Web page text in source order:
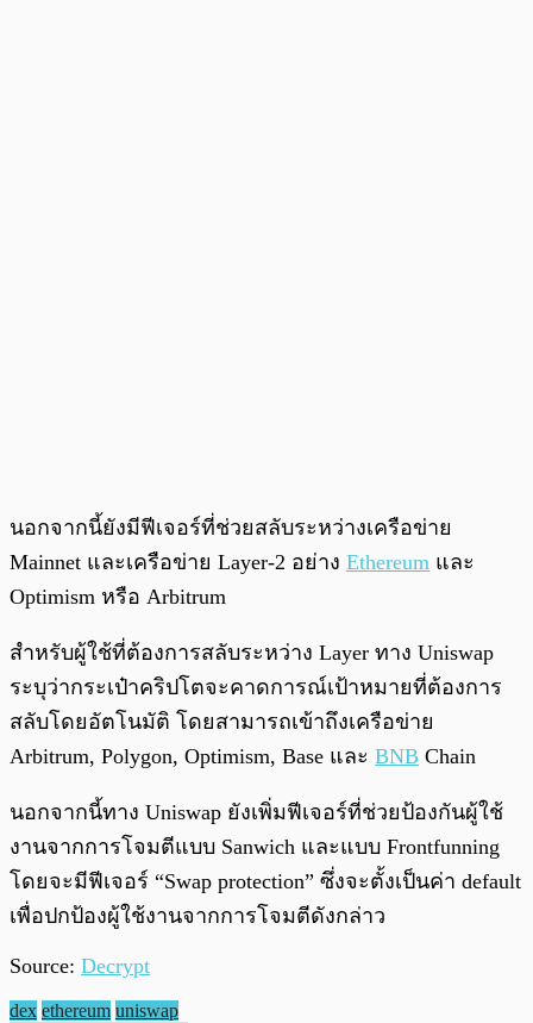
นอกจากนี้ยังมีฟีเจอร์ที่ช่วยสลับระหว่างเครือข่าย
Mainnet และเครือข่าย Layer-2 อย่าง Ethereum และ
Optimism หรือ Arbitrum
สำหรับผู้ใช้ที่ต้องการสลับระหว่าง Layer ทาง Uniswap
ระบุว่ากระเป๋าคริปโตจะคาดการณ์เป้าหมายที่ต้องการ
สลับโดยอัตโนมัติ โดยสามารถเข้าถึงเครือข่าย
Arbitrum, Polygon, Optimism, Base และ BNB Chain
นอกจากนี้ทาง Uniswap ยังเพิ่มฟีเจอร์ที่ช่วยป้องกันผู้ใช้
งานจากการโจมตีแบบ Sanwich และแบบ Frontfunning
โดยจะมีฟีเจอร์ “Swap protection” ซึ่งจะตั้งเป็นค่า default
เพื่อปกป้องผู้ใช้งานจากการโจมตีดังกล่าว
Source: Decrypt
dex ethereum uniswap